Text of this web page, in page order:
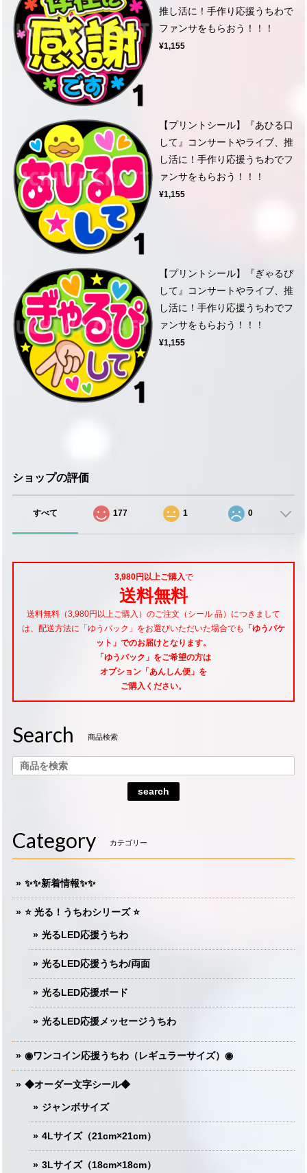
推し活に！手作り応援うちわで
ファンサをもらおう！！！
¥1,155
【プリントシール】『あひる口
して』コンサートやライブ、推
し活に！手作り応援うちわでフ
ァンサをもらおう！！！
¥1,155
【プリントシール】『ぎゃるぴ
して』コンサートやライブ、推
し活に！手作り応援うちわでフ
ァンサをもらおう！！！
¥1,155
ショップの評価
すべて 177 1 0
3,980円以上ご購入で
送料無料
送料無料（3,980円以上ご購入）のご注文（シール 品）につきまして
は、配送方法に「ゆうパック」をお選びいただいた場合でも
「ゆうパケ
ット」でのお届けとなります。
「ゆうパック」をご希望の方は
オプション「あんしん便」 を
ご購入ください。
Search 商品検索
search
Category カテゴリー
✨✨新着情報✨✨
⭐️ 光る！うちわシリーズ ⭐️
光るLED応援うちわ
光るLED応援うちわ/両面
光るLED応援ボード
光るLED応援メッセージうちわ
◉ワンコイン応援うちわ（レギュラーサイズ）◉
◆オーダー文字シール◆
ジャンボサイズ
4Lサイズ（21cm×21cm）
3Lサイズ（18cm×18cm）